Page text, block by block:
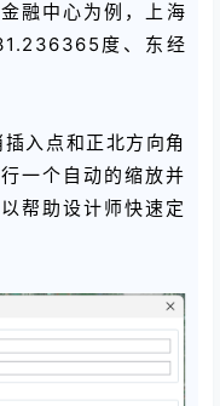
融中心为例，上海
度、东经
入点和正北方向角
一个自动的缩放并
帮助设计师快速定